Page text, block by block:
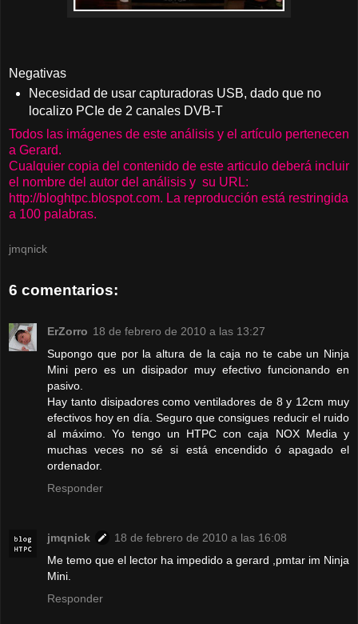
Negativas
Necesidad de usar capturadoras USB, dado que no
localizo PCIe de 2 canales DVB-T
Todos las imágenes de este análisis y el artículo pertenecen
a Gerard.
Cualquier copia del contenido de este articulo deberá incluir
el nombre del autor del análisis y su URL:
http://bloghtpc.blospot.com. La reproducción está restringida
a 100 palabras.
jmqnick
6 comentarios:
ErZorro 18 de febrero de 2010 a las 13:27
Supongo que por la altura de la caja no te cabe un Ninja
Mini pero es un disipador muy efectivo funcionando en
pasivo.
Hay tanto disipadores como ventiladores de 8 y 12cm muy
efectivos hoy en día. Seguro que consigues reducir el ruido
al máximo. Yo tengo un HTPC con caja NOX Media y
muchas veces no sé si está encendido ó apagado el
ordenador.
Responder
jmqnick
18 de febrero de 2010 a las 16:08
Me temo que el lector ha impedido a gerard ,pmtar im Ninja
Mini.
Responder